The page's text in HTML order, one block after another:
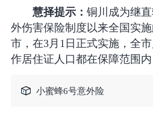
慧择提示： 铜川成为继
外伤害保险制度以来全国实
市，在3月1日正式实施，全
作居住证人口都在保障范围内
小蜜蜂6号意外险